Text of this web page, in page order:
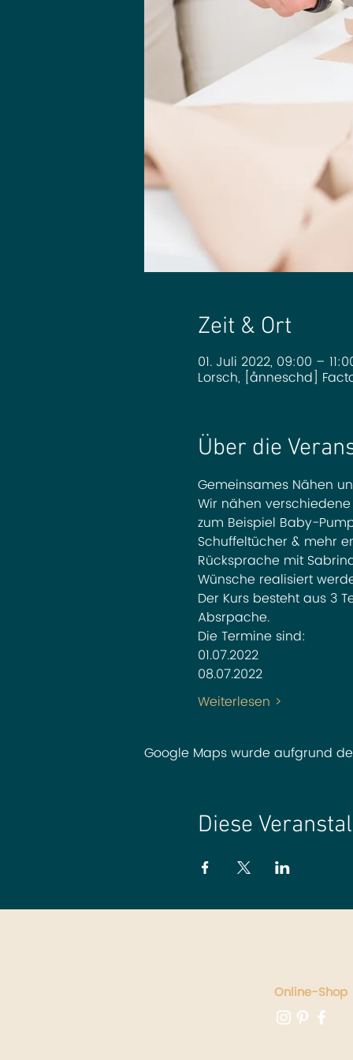
Zeit & Ort
01. Juli 2022, 09:00 –
Lorsch, [ånneschd]
Über die
Gemeinsames Nähen
Wir nähen
zum Beispiel Baby-
Schuffeltücher & mehr
Rücksprache mit
Wünsche realisiert
Der Kurs besteht aus 3
Absrpache.
Die Termine sind:
01.07.2022
08.07.2022
Weiterlesen >
Google Maps wurde aufgrund
Diese
Online-Shop